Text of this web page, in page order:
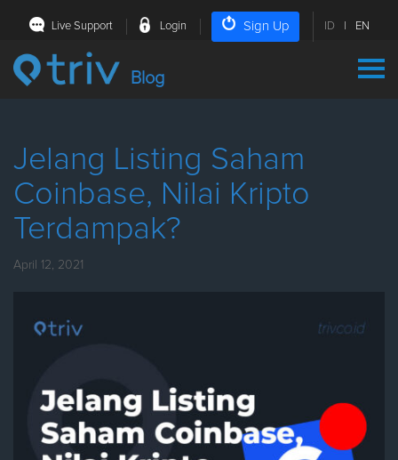
Live Support Login Sign Up ID EN
Blog
Jelang Listing Saham
Coinbase, Nilai Kripto
Terdampak?
April 12, 2021